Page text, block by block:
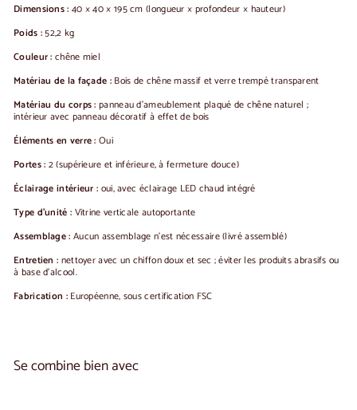
Dimensions : 40 × 40 × 195 cm (longueur × profondeur × hauteur)
Poids :52,2 kg
Couleur : chêne miel
Matériau de la façade :Bois de chêne massif et verre trempé transparent
Matériau du corps : panneau d'ameublement plaqué de chêne naturel ;
intérieur avec panneau décoratif à effet de bois
Éléments en verre : Oui
Portes : 2 (supérieure et inférieure, à fermeture douce)
Éclairage intérieur : oui, avec éclairage LED chaud intégré
Type d'unité : Vitrine verticale autoportante
Assemblage : Aucun assemblage n'est nécessaire (livré assemblé)
Entretien : nettoyer avec un chiffon doux et sec ; éviter les produits abrasifs ou
à base d'alcool.
Fabrication :Européenne, sous certification FSC
Se combine bien avec